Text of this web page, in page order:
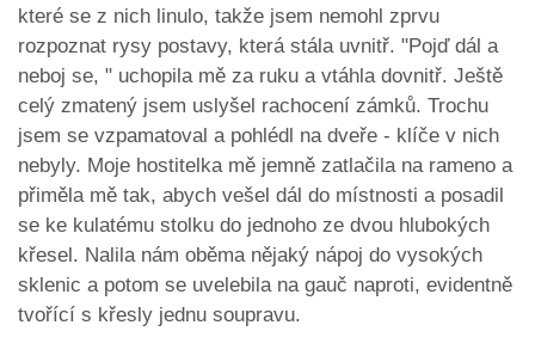
které se z nich linulo, takže jsem nemohl zprvu
rozpoznat rysy postavy, která stála uvnitř. "Pojď dál a
neboj se, " uchopila mě za ruku a vtáhla dovnitř. Ještě
celý zmatený jsem uslyšel rachocení zámků. Trochu
jsem se vzpamatoval a pohlédl na dveře - klíče v nich
nebyly. Moje hostitelka mě jemně zatlačila na rameno a
přiměla mě tak, abych vešel dál do místnosti a posadil
se ke kulatému stolku do jednoho ze dvou hlubokých
křesel. Nalila nám oběma nějaký nápoj do vysokých
sklenic a potom se uvelebila na gauč naproti, evidentně
tvořící s křesly jednu soupravu.